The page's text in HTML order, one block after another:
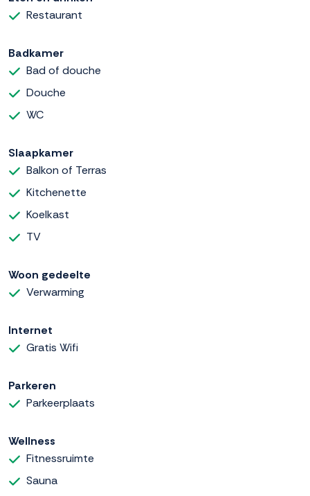
Restaurant
Badkamer
Bad of douche
Douche
WC
Slaapkamer
Balkon of Terras
Kitchenette
Koelkast
TV
Woon gedeelte
Verwarming
Internet
Gratis Wifi
Parkeren
Parkeerplaats
Wellness
Fitnessruimte
Sauna